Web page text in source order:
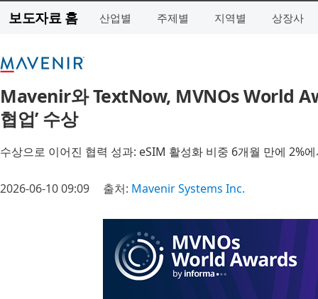
보도자료 홈 산업별 주제별 지역별 상장사
Mavenir와 TextNow, MVNOs World
협업’ 수상
수상으로 이어진 협력 성과: eSIM 활성화 비중 6개월 만에 2%
2026-06-10 09:09 출처: Mavenir Systems Inc.